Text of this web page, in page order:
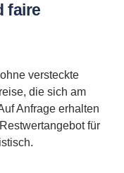
faire
versteckte
die sich am
Anfrage erhalten
für